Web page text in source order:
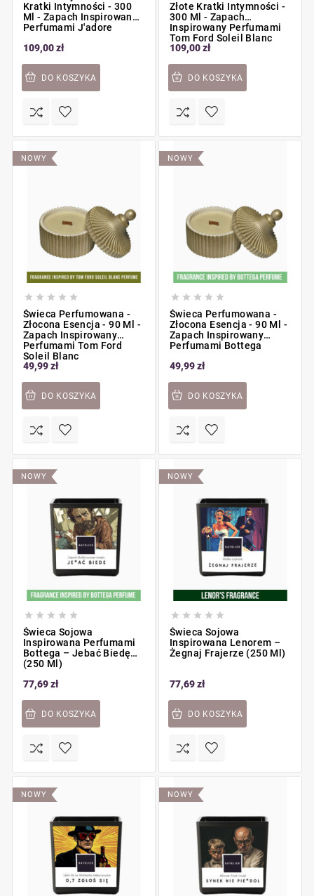
Kratki Intymności - 300
Ml - Zapach Inspirowany
Perfumami J'adore
109,00 zł
DO KOSZYKA
Złote Kratki Intymności -
300 Ml - Zapach
Inspirowany Perfumami
Tom Ford Soleil Blanc
109,00 zł
DO KOSZYKA
NOWY
    
Świeca Perfumowana -
Złocona Esencja - 90 Ml -
Zapach Inspirowany
Perfumami Tom Ford
Soleil Blanc
49,99 zł
DO KOSZYKA
NOWY
    
Świeca Perfumowana -
Złocona Esencja - 90 Ml -
Zapach Inspirowany
Perfumami Bottega
49,99 zł
DO KOSZYKA
NOWY
    
Świeca Sojowa
Inspirowana Perfumami
Bottega – Jebać Biedę
(250 Ml)
77,69 zł
DO KOSZYKA
NOWY
    
Świeca Sojowa
Inspirowana Lenorem –
Żegnaj Frajerze (250 Ml)
77,69 zł
DO KOSZYKA
NOWY NOWY